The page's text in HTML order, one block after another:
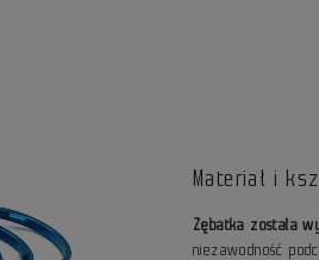
Materiał i
Zębatka została
niezawodność